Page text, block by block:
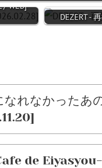
/ WEB]
DEZERT -
れなかったあ
de